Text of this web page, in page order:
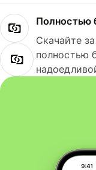
Полностью
Скачайте
полностью